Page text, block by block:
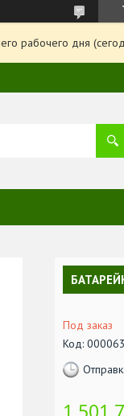
рабочего дня
Под заказ
Код: